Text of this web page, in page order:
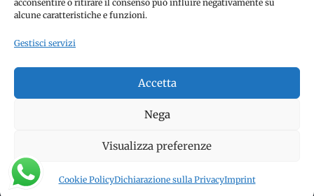
acconsentire o ritirare il consenso può influire negativamente su
alcune caratteristiche e funzioni.
Gestisci servizi
Accetta
Nega
Visualizza preferenze
Cookie PolicyDichiarazione sulla PrivacyImprint
© Copyright 2012 -2026 | SPETTACOLI EVENTI - CIVITANOVA
MARCHE (MC) - Partita iva: 01907890436 | ALL RIGHTS
RESERVED | Made with ❤️ by